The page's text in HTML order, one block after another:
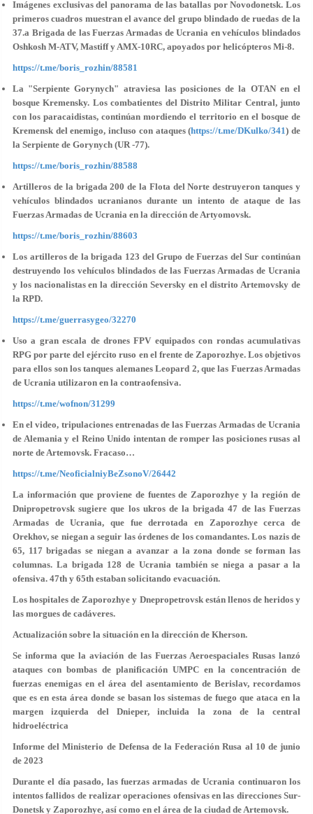
Imágenes exclusivas del panorama de las batallas por Novodonetsk. Los
primeros cuadros muestran el avance del grupo blindado de ruedas de la
37.a Brigada de las Fuerzas Armadas de Ucrania en vehículos blindados
Oshkosh M-ATV, Mastiff y AMX-10RC, apoyados por helicópteros Mi-8.
https://t.me/boris_rozhin/88581
La "Serpiente Gorynych" atraviesa las posiciones de la OTAN en el
bosque Kremensky. Los combatientes del Distrito Militar Central, junto
con los paracaidistas, continúan mordiendo el territorio en el bosque de
Kremensk del enemigo, incluso con ataques (https://t.me/DKulko/341) de
la Serpiente de Gorynych (UR -77).
https://t.me/boris_rozhin/88588
Artilleros de la brigada 200 de la Flota del Norte destruyeron tanques y
vehículos blindados ucranianos durante un intento de ataque de las
Fuerzas Armadas de Ucrania en la dirección de Artyomovsk.
https://t.me/boris_rozhin/88603
Los artilleros de la brigada 123 del Grupo de Fuerzas del Sur continúan
destruyendo los vehículos blindados de las Fuerzas Armadas de Ucrania
y los nacionalistas en la dirección Seversky en el distrito Artemovsky de
la RPD.
https://t.me/guerrasygeo/32270
Uso a gran escala de drones FPV equipados con rondas acumulativas
RPG por parte del ejército ruso en el frente de Zaporozhye. Los objetivos
para ellos son los tanques alemanes Leopard 2, que las Fuerzas Armadas
de Ucrania utilizaron en la contraofensiva.
https://t.me/wofnon/31299
En el video, tripulaciones entrenadas de las Fuerzas Armadas de Ucrania
de Alemania y el Reino Unido intentan de romper las posiciones rusas al
norte de Artemovsk. Fracaso…
https://t.me/NeoficialniyBeZsonoV/26442
La información que proviene de fuentes de Zaporozhye y la región de
Dnipropetrovsk sugiere que los ukros de la brigada 47 de las Fuerzas
Armadas de Ucrania, que fue derrotada en Zaporozhye cerca de
Orekhov, se niegan a seguir las órdenes de los comandantes. Los nazis de
65, 117 brigadas se niegan a avanzar a la zona donde se forman las
columnas. La brigada 128 de Ucrania también se niega a pasar a la
ofensiva. 47th y 65th estaban solicitando evacuación.
Los hospitales de Zaporozhye y Dnepropetrovsk están llenos de heridos y
las morgues de cadáveres.
Actualización sobre la situación en la dirección de Kherson.
Se informa que la aviación de las Fuerzas Aeroespaciales Rusas lanzó
ataques con bombas de planificación UMPC en la concentración de
fuerzas enemigas en el área del asentamiento de Berislav, recordamos
que es en esta área donde se basan los sistemas de fuego que ataca en la
margen izquierda del Dnieper, incluida la zona de la central
hidroeléctrica
Informe del Ministerio de Defensa de la Federación Rusa al 10 de junio
de 2023
Durante el día pasado, las fuerzas armadas de Ucrania continuaron los
intentos fallidos de realizar operaciones ofensivas en las direcciones Sur-
Donetsk y Zaporozhye, así como en el área de la ciudad de Artemovsk.